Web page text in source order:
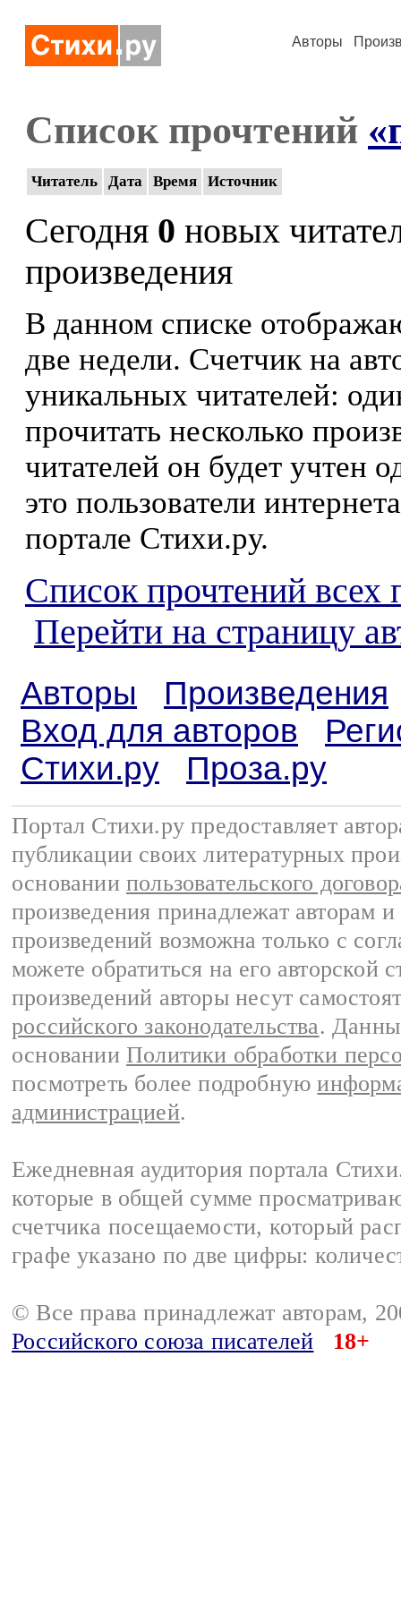
Авторы
Список прочтений
Читатель Дата Время Источник
Сегодня 0 новых
произведения
В данном списке
две недели. Счетчик на
уникальных читателей:
прочитать несколько
читателей он будет учтен
это пользователи
портале Стихи.ру.
Список прочтений всех
Перейти на страницу
Авторы
Произведения
Вход для авторов
Стихи.ру
Проза.ру
Портал Стихи.ру предоставляет
публикации своих литературных
основании пользовательского
произведения принадлежат авторам
произведений возможна только с
можете обратиться на его авторской
произведений авторы несут
российского законодательства.
основании Политики обработки
посмотреть более подробную
администрацией.
Ежедневная аудитория портала
которые в общей сумме
счетчика посещаемости, который
графе указано по две цифры:
© Все права принадлежат авторам,
Российского союза писателей
18+